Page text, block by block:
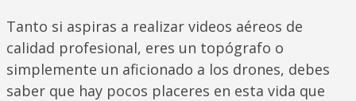
Tanto si aspiras a realizar videos aéreos de
calidad profesional, eres un topógrafo o
simplemente un aficionado a los drones, debes
saber que hay pocos placeres en esta vida que